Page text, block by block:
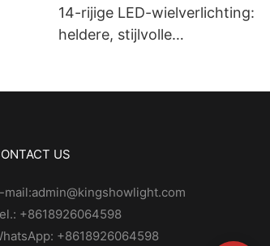
14-rijige LED-wielverlichting:
heldere, stijlvolle
US
mail:admin@kingshowlight.com
+8618926064598
+8618926064598